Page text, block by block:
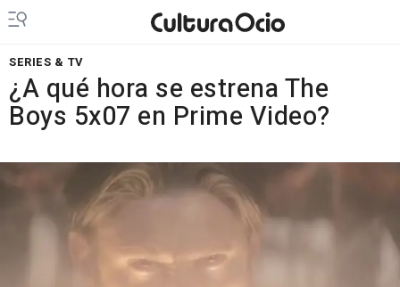
SERIES & TV
¿A qué hora se estrena The
Boys 5x07 en Prime Video?